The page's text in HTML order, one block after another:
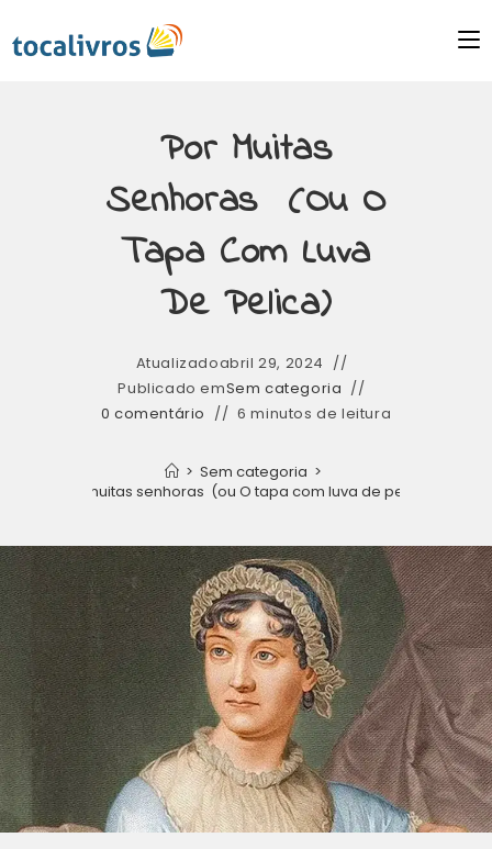
Por Muitas
Senhoras (ou O
Tapa Com Luva
De Pelica)
Atualizadoabril 29, 2024
Publicado emSem categoria
0 comentário
6 minutos de leitura
> Sem categoria >
Por muitas senhoras (ou O tapa com luva de pelica)